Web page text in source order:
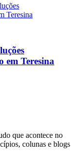
em Teresina
que acontece no
colunas e blogs